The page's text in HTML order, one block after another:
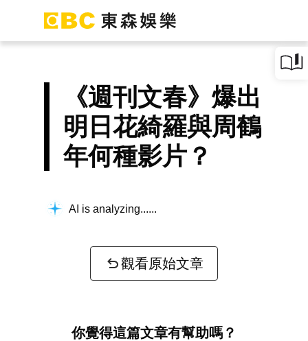
《週刊文春》爆出
明日花綺羅與周鶴
年何種影片？
AI is analyzing...
觀看原始文章
你覺得這篇文章有幫助嗎？